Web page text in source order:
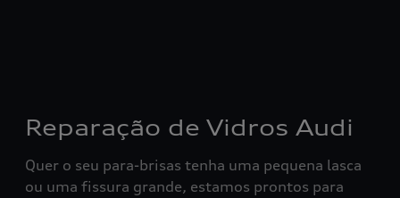
Reparação de Vidros Audi
Quer o seu para-brisas tenha uma pequena lasca
ou uma fissura grande, estamos prontos para